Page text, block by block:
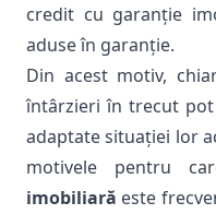
credit cu garanție
aduse în garanție.
Din acest motiv,
întârzieri în trecut
adaptate situației lor
motivele pentru
imobiliară este